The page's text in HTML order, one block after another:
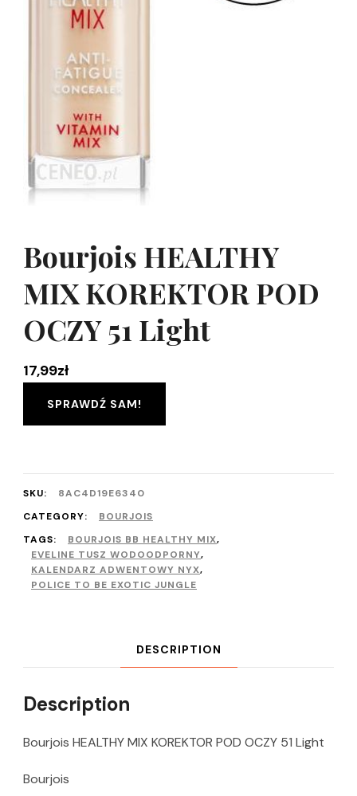
Bourjois HEALTHY
MIX KOREKTOR POD
OCZY 51 Light
17,99zł
SPRAWDŹ SAM!
SKU:
8AC4D19E6340
CATEGORY:
BOURJOIS
TAGS:
BOURJOIS BB HEALTHY MIX,
EVELINE TUSZ WODOODPORNY,
KALENDARZ ADWENTOWY NYX,
POLICE TO BE EXOTIC JUNGLE
DESCRIPTION
Description
Bourjois HEALTHY MIX KOREKTOR POD OCZY 51 Light
Bourjois